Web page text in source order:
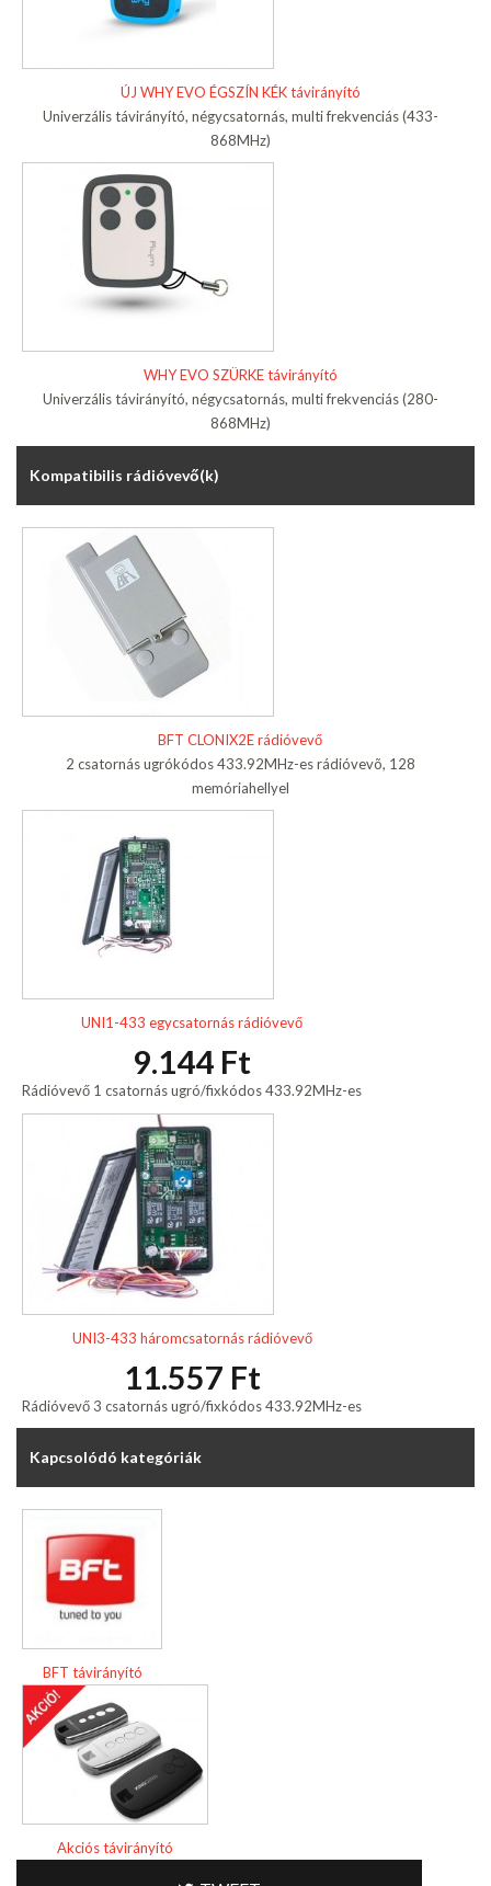
ÚJ WHY EVO ÉGSZÍN KÉK távirányító
Univerzális távirányító, négycsatornás, multi frekvenciás (433-
868MHz)
WHY EVO SZÜRKE távirányító
Univerzális távirányító, négycsatornás, multi frekvenciás (280-
868MHz)
Kompatibilis rádióvevő(k)
BFT CLONIX2E rádióvevő
2 csatornás ugrókódos 433.92MHz-es rádióvevõ, 128
memóriahellyel
UNI1-433 egycsatornás rádióvevő
9.144 Ft
Rádióvevő 1 csatornás ugró/fixkódos 433.92MHz-es
UNI3-433 háromcsatornás rádióvevő
11.557 Ft
Rádióvevő 3 csatornás ugró/fixkódos 433.92MHz-es
Kapcsolódó kategóriák
BFT távirányító
Akciós távirányító